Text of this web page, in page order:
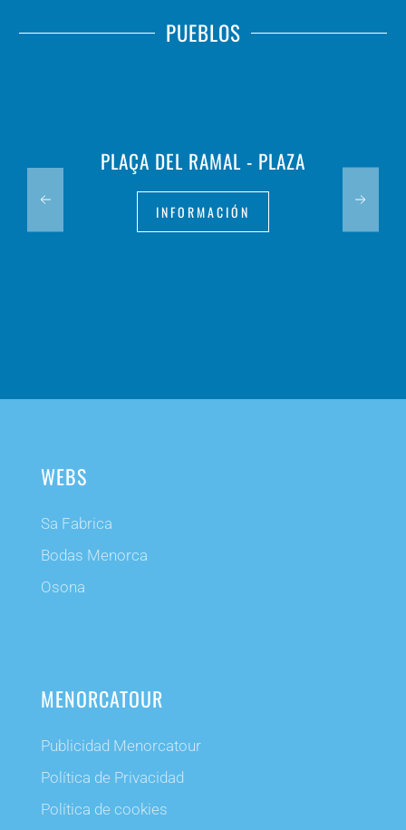
PUEBLOS
PLAÇA DEL RAMAL - PLAZA
INFORMACIÓN
WEBS
Sa Fabrica
Bodas Menorca
Osona
MENORCATOUR
Publicidad Menorcatour
Política de Privacidad
Política de cookies